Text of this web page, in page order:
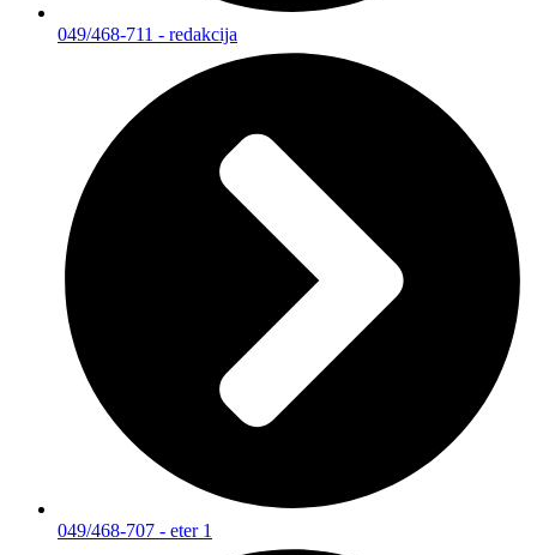
049/468-711 - redakcija
049/468-707 - eter 1